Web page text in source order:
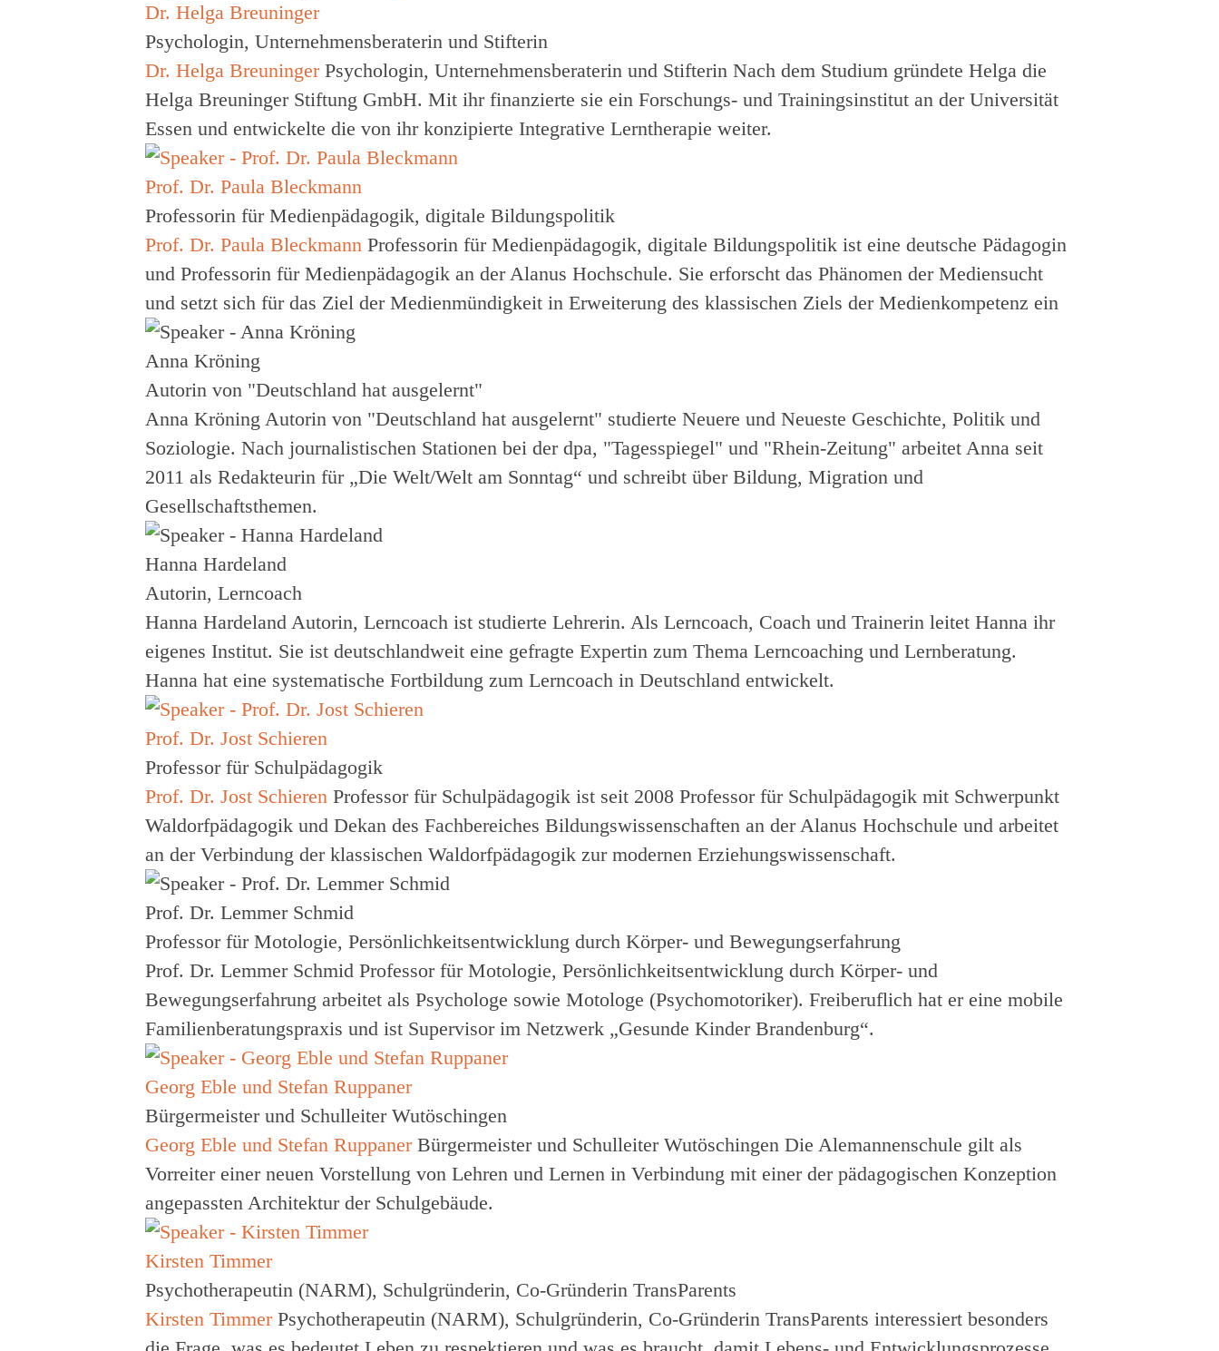
Dr. Helga Breuninger
Psychologin, Unternehmensberaterin und Stifterin
Dr. Helga Breuninger Psychologin, Unternehmensberaterin und Stifterin Nach dem Studium gründete Helga die
Helga Breuninger Stiftung GmbH. Mit ihr finanzierte sie ein Forschungs- und Trainingsinstitut an der Universität
Essen und entwickelte die von ihr konzipierte Integrative Lerntherapie weiter.
Prof. Dr. Paula Bleckmann
Professorin für Medienpädagogik, digitale Bildungspolitik
Prof. Dr. Paula Bleckmann Professorin für Medienpädagogik, digitale Bildungspolitik ist eine deutsche Pädagogin
und Professorin für Medienpädagogik an der Alanus Hochschule. Sie erforscht das Phänomen der Mediensucht
und setzt sich für das Ziel der Medienmündigkeit in Erweiterung des klassischen Ziels der Medienkompetenz ein
Anna Kröning
Autorin von "Deutschland hat ausgelernt"
Anna Kröning Autorin von "Deutschland hat ausgelernt" studierte Neuere und Neueste Geschichte, Politik und
Soziologie. Nach journalistischen Stationen bei der dpa, "Tagesspiegel" und "Rhein-Zeitung" arbeitet Anna seit
2011 als Redakteurin für „Die Welt/Welt am Sonntag“ und schreibt über Bildung, Migration und
Gesellschaftsthemen.
Hanna Hardeland
Autorin, Lerncoach
Hanna Hardeland Autorin, Lerncoach ist studierte Lehrerin. Als Lerncoach, Coach und Trainerin leitet Hanna ihr
eigenes Institut. Sie ist deutschlandweit eine gefragte Expertin zum Thema Lerncoaching und Lernberatung.
Hanna hat eine systematische Fortbildung zum Lerncoach in Deutschland entwickelt.
Prof. Dr. Jost Schieren
Professor für Schulpädagogik
Prof. Dr. Jost Schieren Professor für Schulpädagogik ist seit 2008 Professor für Schulpädagogik mit Schwerpunkt
Waldorfpädagogik und Dekan des Fachbereiches Bildungswissenschaften an der Alanus Hochschule und arbeitet
an der Verbindung der klassischen Waldorfpädagogik zur modernen Erziehungswissenschaft.
Prof. Dr. Lemmer Schmid
Professor für Motologie, Persönlichkeitsentwicklung durch Körper- und Bewegungserfahrung
Prof. Dr. Lemmer Schmid Professor für Motologie, Persönlichkeitsentwicklung durch Körper- und
Bewegungserfahrung arbeitet als Psychologe sowie Motologe (Psychomotoriker). Freiberuflich hat er eine mobile
Familienberatungspraxis und ist Supervisor im Netzwerk „Gesunde Kinder Brandenburg“.
Georg Eble und Stefan Ruppaner
Bürgermeister und Schulleiter Wutöschingen
Georg Eble und Stefan Ruppaner Bürgermeister und Schulleiter Wutöschingen Die Alemannenschule gilt als
Vorreiter einer neuen Vorstellung von Lehren und Lernen in Verbindung mit einer der pädagogischen Konzeption
angepassten Architektur der Schulgebäude.
Kirsten Timmer
Psychotherapeutin (NARM), Schulgründerin, Co-Gründerin TransParents
Kirsten Timmer Psychotherapeutin (NARM), Schulgründerin, Co-Gründerin TransParents interessiert besonders